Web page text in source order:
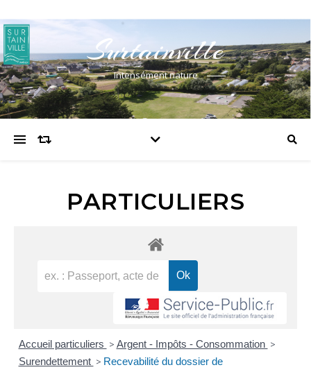
Surtainville
Intensément nature
PARTICULIERS
Accueil particuliers > Argent - Impôts - Consommation >
Surendettement > Recevabilité du dossier de